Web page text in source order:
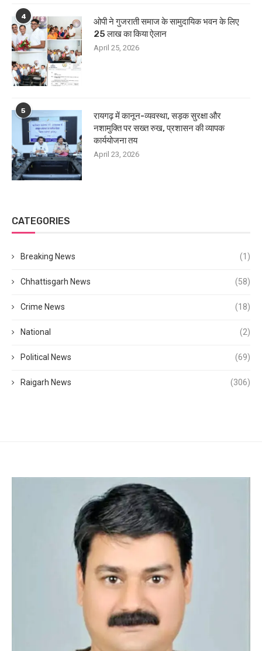
4
ओपी ने गुजराती समाज के सामुदायिक भवन के लिए
25 लाख का किया ऐलान
April 25, 2026
5
रायगढ़ में कानून-व्यवस्था, सड़क सुरक्षा और
नशामुक्ति पर सख्त रुख, प्रशासन की व्यापक
कार्ययोजना तय
April 23, 2026
CATEGORIES
Breaking News (1)
Chhattisgarh News (58)
Crime News (18)
National (2)
Political News (69)
Raigarh News (306)